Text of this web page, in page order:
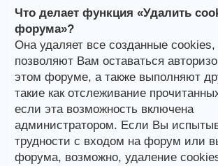
Что делает функция «Удалить
форума»?
Она удаляет все созданные cookies,
позволяют Вам оставаться
этом форуме, а также выполняют
такие как отслеживание
если эта возможность включена
администратором. Если Вы
трудности с входом на форум или
форума, возможно, удаление